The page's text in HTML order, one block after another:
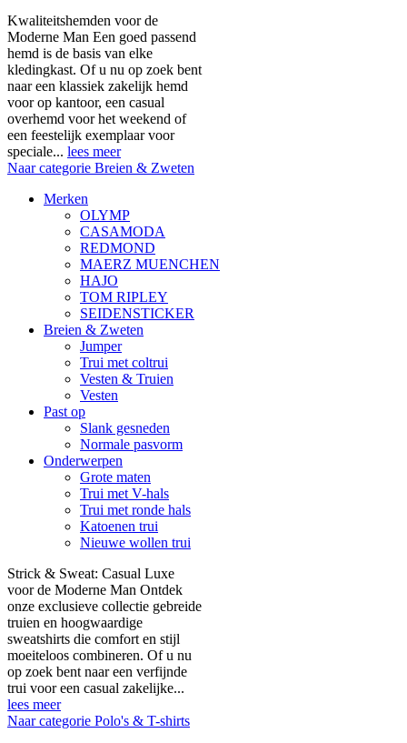
Kwaliteitshemden voor de
Moderne Man Een goed passend
hemd is de basis van elke
kledingkast. Of u nu op zoek bent
naar een klassiek zakelijk hemd
voor op kantoor, een casual
overhemd voor het weekend of
een feestelijk exemplaar voor
speciale... lees meer
Naar categorie Breien & Zweten
Merken
OLYMP
CASAMODA
REDMOND
MAERZ MUENCHEN
HAJO
TOM RIPLEY
SEIDENSTICKER
Breien & Zweten
Jumper
Trui met coltrui
Vesten & Truien
Vesten
Past op
Slank gesneden
Normale pasvorm
Onderwerpen
Grote maten
Trui met V-hals
Trui met ronde hals
Katoenen trui
Nieuwe wollen trui
Strick & Sweat: Casual Luxe
voor de Moderne Man Ontdek
onze exclusieve collectie gebreide
truien en hoogwaardige
sweatshirts die comfort en stijl
moeiteloos combineren. Of u nu
op zoek bent naar een verfijnde
trui voor een casual zakelijke...
lees meer
Naar categorie Polo's & T-shirts